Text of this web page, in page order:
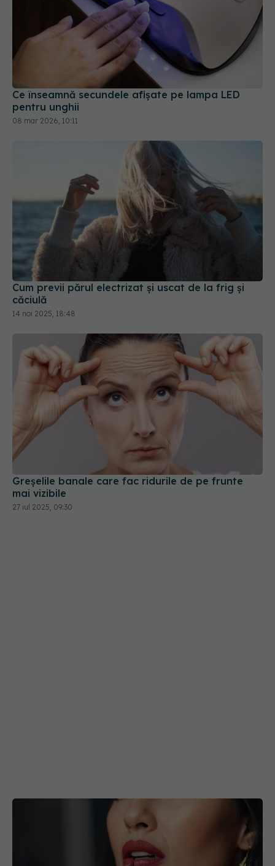
Ce înseamnă secundele afișate pe lampa LED
pentru unghii
08 mar 2026, 10:11
Cum previi părul electrizat și uscat de la frig și
căciulă
14 noi 2025, 18:48
Greșelile banale care fac ridurile de pe frunte
mai vizibile
27 iul 2025, 09:30